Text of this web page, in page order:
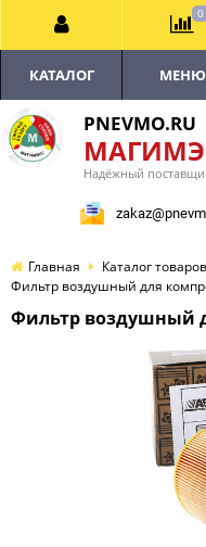
PNEVMO.RU
Надёжный
КАТАЛОГ МЕНЮ
Главная Каталог товаров
Фильтр воздушный для
Фильтр воздушный
0